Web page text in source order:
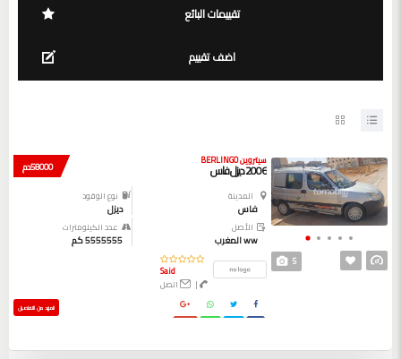
تقييمات البائع
اضف تقييم
5
58000 دم سيتروين BERLINGO
2006 ديزل فاس
المدينة
فاس
نوع الوقود
ديزل
الأصل
ww المغرب
عدد الكيلومترات
5555555 كم
Said
|
اتصل
المزيد من التفاصيل